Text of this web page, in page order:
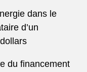
dans le
d’un
du financement